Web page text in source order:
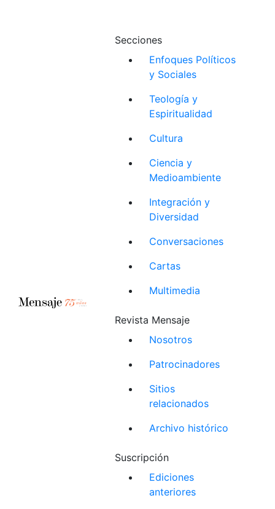
Secciones
Enfoques Políticos
y Sociales
Teología y
Espiritualidad
Cultura
Ciencia y
Medioambiente
Integración y
Diversidad
Conversaciones
Cartas
Multimedia
Revista Mensaje
Nosotros
Patrocinadores
Sitios
relacionados
Archivo histórico
Suscripción
Ediciones
anteriores